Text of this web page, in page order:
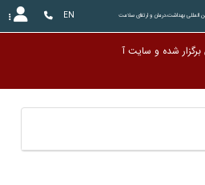
المللی بهداشت،درمان و ارتقای سلامت EN
برگزار شده و س